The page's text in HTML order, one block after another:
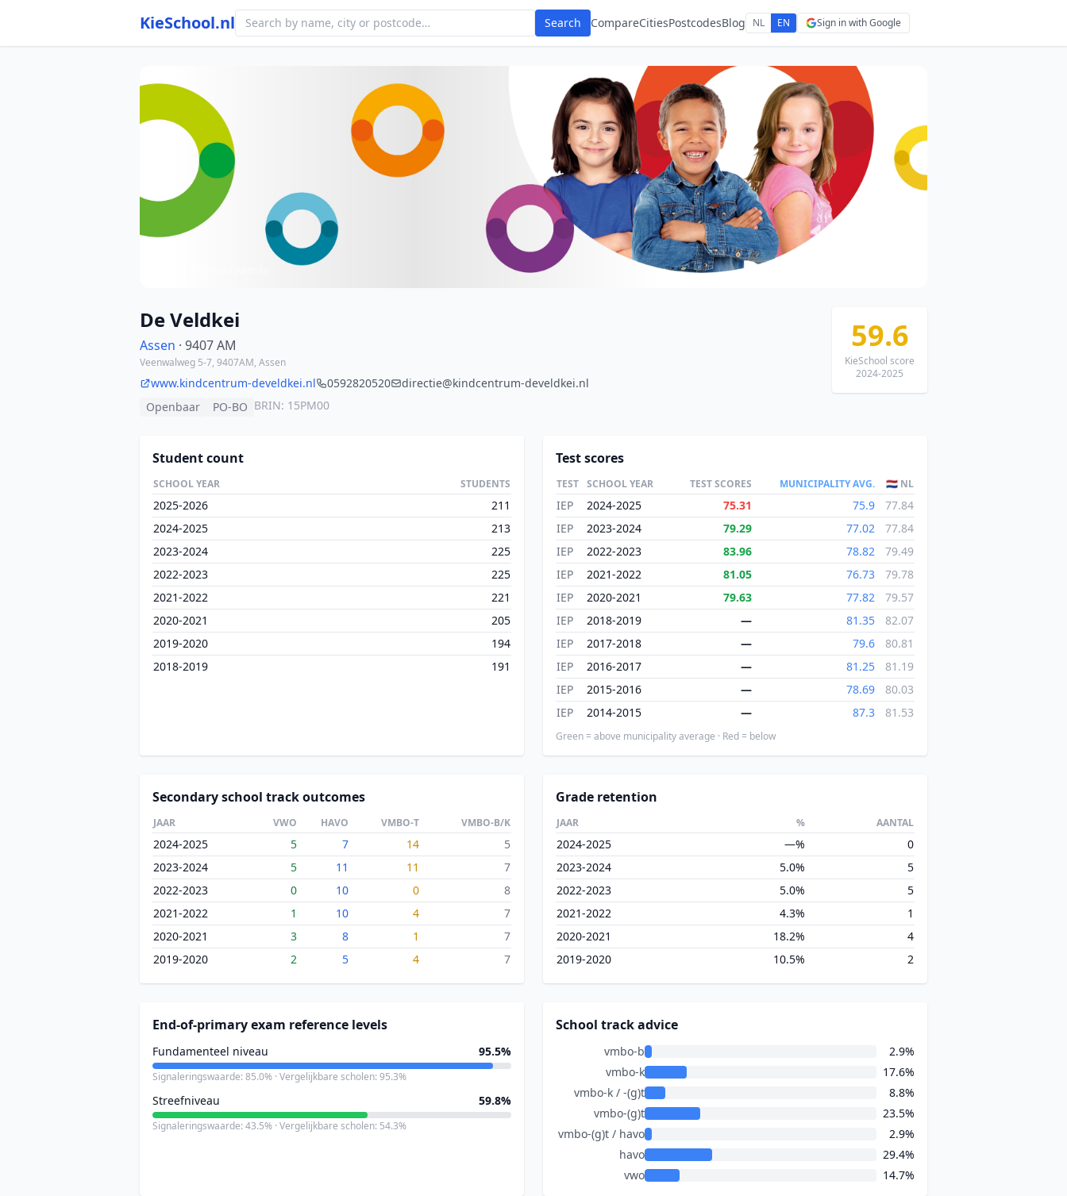
KieSchool.nl Search CompareCitiesPostcodesBlog NL EN Sign in with Google
De Veldkei
Assen · 9407 AM
Veenwalweg 5-7, 9407AM, Assen
www.kindcentrum-develdkei.nl 0592820520
directie@kindcentrum-develdkei.nl
Openbaar
PO-BO BRIN: 15PM00
59.6
KieSchool score
2024-2025
Student count
SCHOOL YEAR STUDENTS
2025-2026
211
2024-2025
213
2023-2024
225
2022-2023
225
2021-2022
221
2020-2021
205
2019-2020
194
2018-2019
191
Test scores
TEST SCHOOL YEAR TEST SCORES MUNICIPALITY AVG. 🇳🇱 NL
IEP 2024-2025 75.31 75.9
77.84
IEP
2023-2024 79.29 77.02
77.84
IEP
2022-2023 83.96 78.82
79.49
IEP
2021-2022 81.05 76.73
79.78
IEP
2020-2021 79.63 77.82
79.57
IEP
2018-2019 — 81.35
82.07
IEP
2017-2018 — 79.6
80.81
IEP
2016-2017 — 81.25
81.19
IEP
2015-2016 — 78.69
80.03
IEP
2014-2015 — 87.3 81.53
Green = above municipality average · Red = below
Secondary school track outcomes
JAAR VWO HAVO VMBO-T VMBO-B/K
2024-2025 5 7 14
5
2023-2024
5 11 11
7
2022-2023
0 10 0
8
2021-2022
1 10 4
7
2020-2021
3 8 1
7
2019-2020
2 5 4 7
Grade retention
JAAR % AANTAL
2024-2025 —%
0
2023-2024
5.0%
5
2022-2023
5.0%
5
2021-2022
4.3%
1
2020-2021
18.2%
4
2019-2020
10.5% 2
End-of-primary exam reference levels
Fundamenteel niveau 95.5%
Signaleringswaarde: 85.0% · Vergelijkbare scholen: 95.3%
Streefniveau 59.8%
Signaleringswaarde: 43.5% · Vergelijkbare scholen: 54.3%
School track advice
vmbo-b
2.9%
vmbo-k
17.6%
vmbo-k / -(g)t
8.8%
vmbo-(g)t
23.5%
vmbo-(g)t / havo
2.9%
havo
29.4%
vwo
14.7%